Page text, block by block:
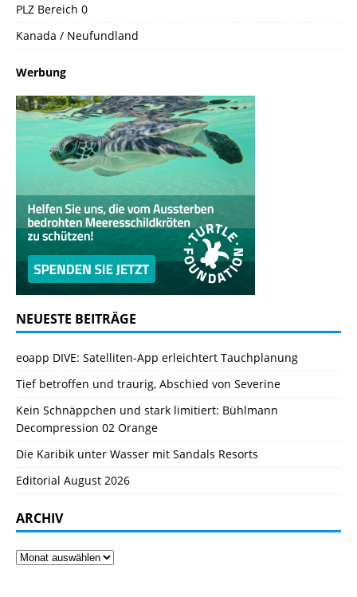
PLZ Bereich 0
Kanada / Neufundland
Werbung
NEUESTE BEITRÄGE
eoapp DIVE: Satelliten-App erleichtert Tauchplanung
Tief betroffen und traurig, Abschied von Severine
Kein Schnäppchen und stark limitiert: Bühlmann
Decompression 02 Orange
Die Karibik unter Wasser mit Sandals Resorts
Editorial August 2026
ARCHIV